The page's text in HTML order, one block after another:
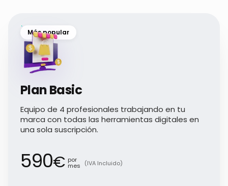
Más popular
Plan Basic
Equipo de 4 profesionales trabajando en tu
marca con todas las herramientas digitales en
una sola suscripción.
590€ por
mes (IVA Incluido)